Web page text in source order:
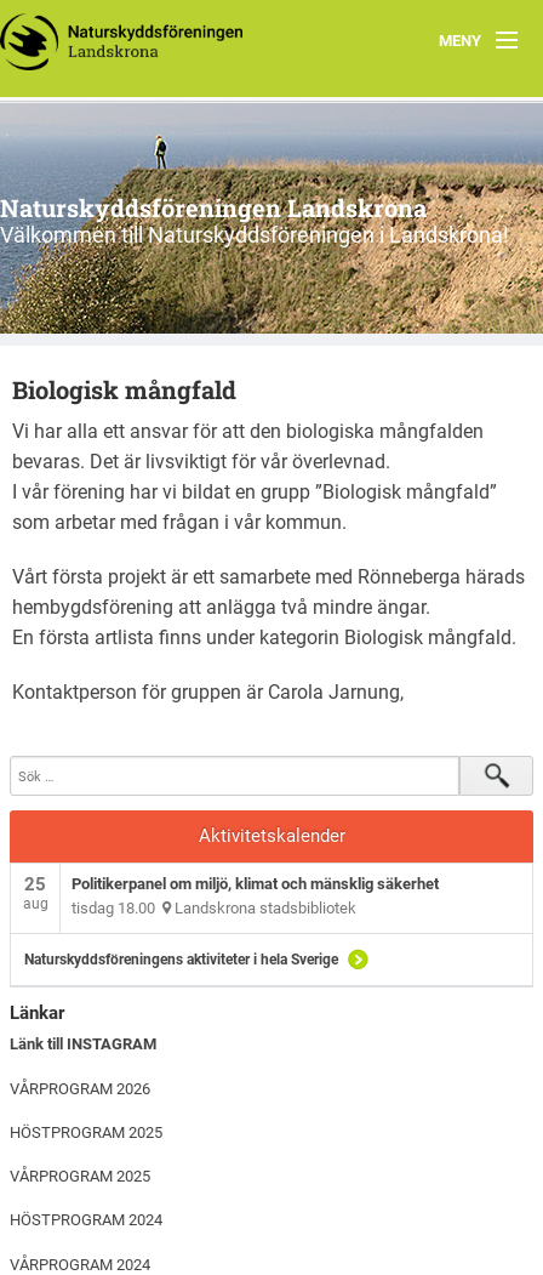
MENY
Kontakt
Smultronställen
Valet 2026
Arbetsgrupper miljö & klimat
Cykelturer runt Landskrona
Naturskyddsföreningen Landskrona
Välkommen till Naturskyddsföreningen i Landskrona!
Biologisk mångfald
Vi har alla ett ansvar för att den biologiska mångfalden
bevaras. Det är livsviktigt för vår överlevnad.
I vår förening har vi bildat en grupp ”Biologisk mångfald”
som arbetar med frågan i vår kommun.
Vårt första projekt är ett samarbete med Rönneberga härads
hembygdsförening att anlägga två mindre ängar.
En första artlista finns under kategorin Biologisk mångfald.
Kontaktperson för gruppen är Carola Jarnung,
Aktivitetskalender
25
aug
Politikerpanel om miljö, klimat och mänsklig säkerhet
tisdag 18.00 Landskrona stadsbibliotek
Naturskyddsföreningens aktiviteter i hela Sverige
Länkar
Länk till INSTAGRAM
VÅRPROGRAM 2026
HÖSTPROGRAM 2025
VÅRPROGRAM 2025
HÖSTPROGRAM 2024
VÅRPROGRAM 2024